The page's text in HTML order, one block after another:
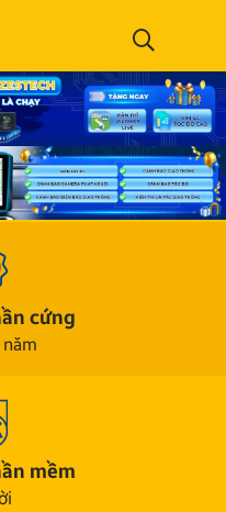
cứng
mềm